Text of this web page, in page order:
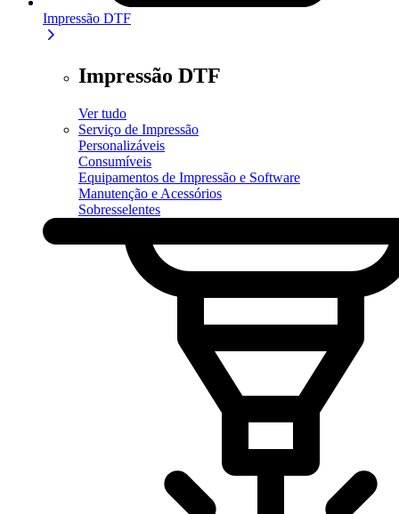
Impressão DTF
Impressão DTF
Ver tudo
Serviço de Impressão
Personalizáveis
Consumíveis
Equipamentos de Impressão e Software
Manutenção e Acessórios
Sobresselentes